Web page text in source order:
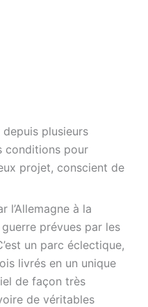
plusieurs
conditions pour
projet, conscient de
l’Allemagne à la
prévues par les
un parc éclectique,
livrés en un unique
de façon très
de véritables